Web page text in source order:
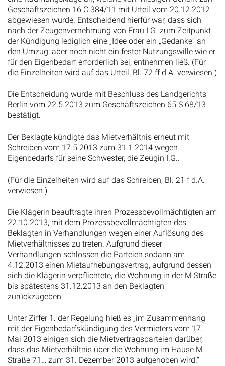
Geschäftszeichen 16 C 384/11 mit Urteil vom 20.12.2012
abgewiesen wurde. Entscheidend hierfür war, dass sich
nach der Zeugenvernehmung von Frau I.G. zum Zeitpunkt
der Kündigung lediglich eine „Idee oder ein „Gedanke“ an
den Umzug, aber noch nicht ein fester Nutzungswille wie er
für den Eigenbedarf erforderlich sei, entnehmen ließ. (Für
die Einzelheiten wird auf das Urteil, Bl. 72 ff d.A. verwiesen.)
Die Entscheidung wurde mit Beschluss des Landgerichts
Berlin vom 22.5.2013 zum Geschäftszeichen 65 S 68/13
bestätigt.
Der Beklagte kündigte das Mietverhältnis erneut mit
Schreiben vom 17.5.2013 zum 31.1.2014 wegen
Eigenbedarfs für seine Schwester, die Zeugin I.G..
(Für die Einzelheiten wird auf das Schreiben, Bl. 21 f d.A.
verwiesen.)
Die Klägerin beauftragte ihren Prozessbevollmächtigten am
22.10.2013, mit dem Prozessbevollmächtigten des
Beklagten in Verhandlungen wegen einer Auflösung des
Mietverhältnisses zu treten. Aufgrund dieser
Verhandlungen schlossen die Parteien sodann am
4.12.2013 einen Mietaufhebungsvertrag, aufgrund dessen
sich die Klägerin verpflichtete, die Wohnung in der M Straße
bis spätestens 31.12.2013 an den Beklagten
zurückzugeben.
Unter Ziffer 1. der Regelung hieß es „im Zusammenhang
mit der Eigenbedarfskündigung des Vermieters vom 17.
Mai 2013 einigen sich die Mietvertragsparteien darüber,
dass das Mietverhältnis über die Wohnung im Hause M
Straße 71… zum 31. Dezember 2013 aufgehoben wird.“